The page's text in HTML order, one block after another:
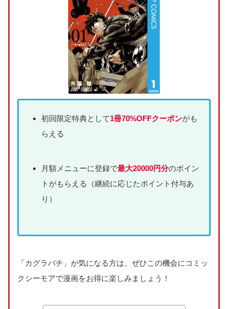
初回限定特典として1冊70%OFFクーポンがも
らえる
月額メニューに登録で最大20000円分のポイン
トがもらえる（継続に応じたポイント付与あ
り）
「カグラバチ」が気になる方は、ぜひこの機会にコミッ
クシーモアで漫画をお得に楽しみましょう！